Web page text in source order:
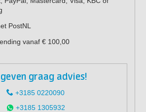
PostNL
vanaf € 100,00
graag advies!
+3185 0220090
+3185 1305932